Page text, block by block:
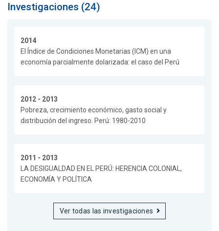
Investigaciones (24)
2014
El Índice de Condiciones Monetarias (ICM) en una
economía parcialmente dolarizada: el caso del Perú
2012 - 2013
Pobreza, crecimiento económico, gasto social y
distribución del ingreso. Perú: 1980-2010
2011 - 2013
LA DESIGUALDAD EN EL PERÚ: HERENCIA COLONIAL,
ECONOMÍA Y POLÍTICA
Ver todas las investigaciones